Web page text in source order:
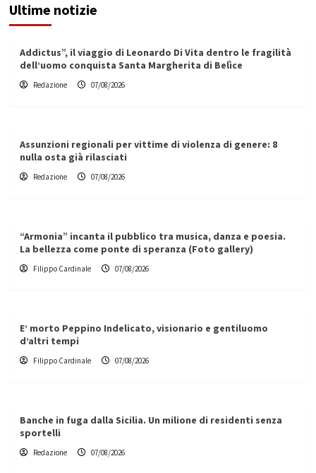
Ultime notizie
Addictus”, il viaggio di Leonardo Di Vita dentro le fragilità
dell’uomo conquista Santa Margherita di Belìce
Redazione 07/08/2026
Assunzioni regionali per vittime di violenza di genere: 8
nulla osta già rilasciati
Redazione 07/08/2026
“Armonia” incanta il pubblico tra musica, danza e poesia.
La bellezza come ponte di speranza (Foto gallery)
Filippo Cardinale 07/08/2026
E’ morto Peppino Indelicato, visionario e gentiluomo
d’altri tempi
Filippo Cardinale 07/08/2026
Banche in fuga dalla Sicilia. Un milione di residenti senza
sportelli
Redazione 07/08/2026